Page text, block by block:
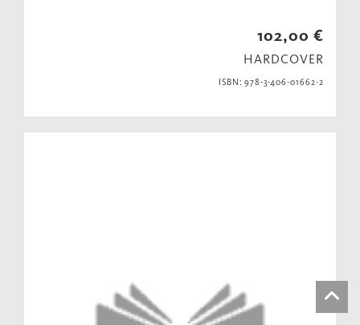
102,00 €
HARDCOVER
ISBN: 978-3-406-01662-2